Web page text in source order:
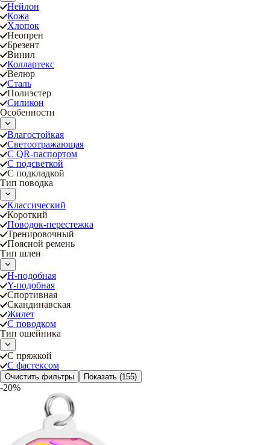
Нейлон
Кожа
Хлопок
Неопрен
Брезент
Винил
Коллартекс
Велюр
Сталь
Полиэстер
Силикон
Особенности
Влагостойкая
Светоотражающая
С QR-паспортом
С подсветкой
С подкладкой
Тип поводка
Классический
Короткий
Поводок-перестежка
Тренировочный
Поясной ремень
Тип шлеи
Н-подобная
Y-подобная
Спортивная
Скандинавская
Жилет
С поводком
Тип ошейника
С пряжкой
С фастексом
Очистить фильтры Показать (155)
-20%